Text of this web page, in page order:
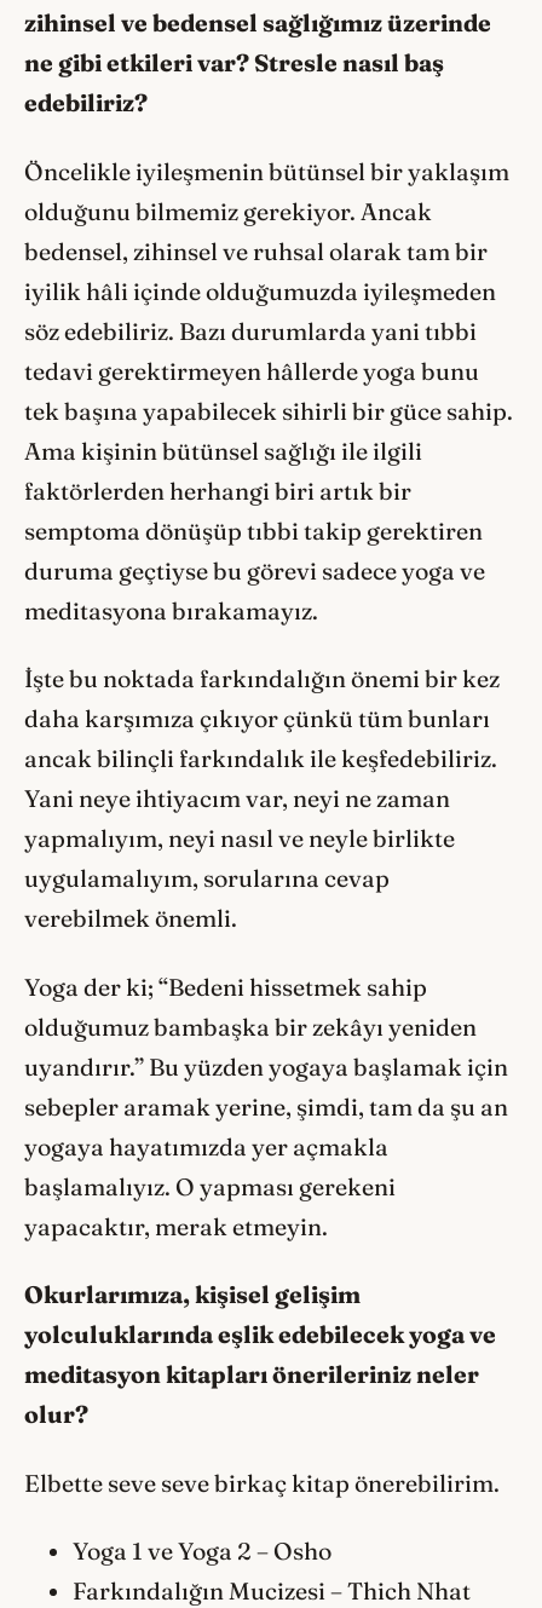
zihinsel ve bedensel sağlığımız üzerinde
ne gibi etkileri var? Stresle nasıl baş
edebiliriz?
Öncelikle iyileşmenin bütünsel bir yaklaşım
olduğunu bilmemiz gerekiyor. Ancak
bedensel, zihinsel ve ruhsal olarak tam bir
iyilik hâli içinde olduğumuzda iyileşmeden
söz edebiliriz. Bazı durumlarda yani tıbbi
tedavi gerektirmeyen hâllerde yoga bunu
tek başına yapabilecek sihirli bir güce sahip.
Ama kişinin bütünsel sağlığı ile ilgili
faktörlerden herhangi biri artık bir
semptoma dönüşüp tıbbi takip gerektiren
duruma geçtiyse bu görevi sadece yoga ve
meditasyona bırakamayız.
İşte bu noktada farkındalığın önemi bir kez
daha karşımıza çıkıyor çünkü tüm bunları
ancak bilinçli farkındalık ile keşfedebiliriz.
Yani neye ihtiyacım var, neyi ne zaman
yapmalıyım, neyi nasıl ve neyle birlikte
uygulamalıyım, sorularına cevap
verebilmek önemli.
Yoga der ki; “Bedeni hissetmek sahip
olduğumuz bambaşka bir zekâyı yeniden
uyandırır.” Bu yüzden yogaya başlamak için
sebepler aramak yerine, şimdi, tam da şu an
yogaya hayatımızda yer açmakla
başlamalıyız. O yapması gerekeni
yapacaktır, merak etmeyin.
Okurlarımıza, kişisel gelişim
yolculuklarında eşlik edebilecek yoga ve
meditasyon kitapları önerileriniz neler
olur?
Elbette seve seve birkaç kitap önerebilirim.
Yoga 1 ve Yoga 2 – Osho
Farkındalığın Mucizesi – Thich Nhat